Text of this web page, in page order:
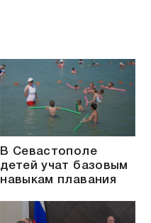
В Севастополе
детей учат базовым
навыкам плавания